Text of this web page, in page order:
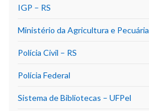
IGP – RS
Ministério da Agricultura e Pecuária
Polícia Civil – RS
Polícia Federal
Sistema de Bibliotecas – UFPel